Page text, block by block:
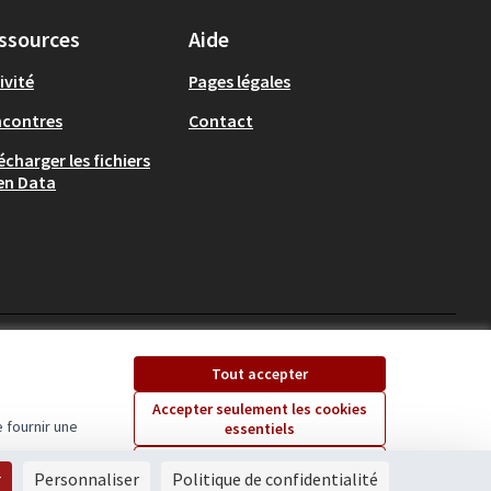
fournir une
Tout accepter
Accepter seulement les cookies
essentiels
les fichiers
Data
Aide
Pages légales
Contact
(Lien externe)(Lien externe)
Licence Creative
(Lien externe)
Personnaliser Politique de confidentialité